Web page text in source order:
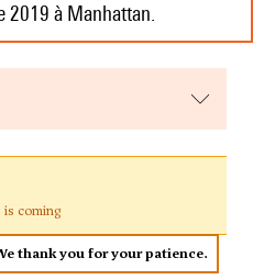
2019 à Manhattan.
coming
thank you for your patience.